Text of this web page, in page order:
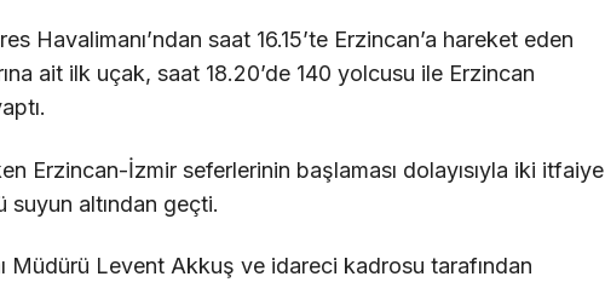
Havalimanı’ndan saat 16.15’te Erzincan’a hareket eden
ait ilk uçak, saat 18.20’de 140 yolcusu ile Erzincan
Erzincan-İzmir seferlerinin başlaması dolayısıyla iki itfaiye
suyun altından geçti.
Müdürü Levent Akkuş ve idareci kadrosu tarafından